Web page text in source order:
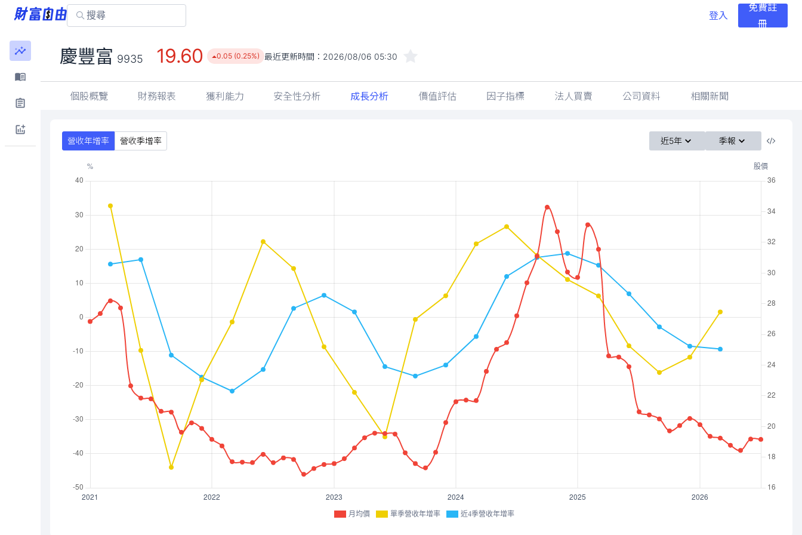
登入
免費註
冊
慶豐富 9935 19.60 0.05 (0.25%) 最近更新時間： 2026/08/06 05:30
個股概覽 財務報表 獲利能力 安全性分析 成長分析 價值評估 因子指標 法人買賣 公司資料 相關新聞
營收年增率 營收季增率 近5年 季報
月均價 單季營收年增率 近4季營收年增率